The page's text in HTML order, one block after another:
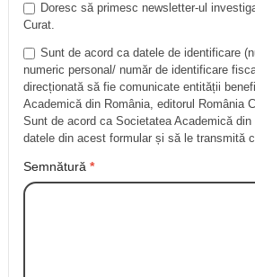
Doresc să primesc newsletter-ul
Curat.
Sunt de acord ca datele de identificare
numeric personal/ număr de identificare
direcționată să fie comunicate entității
Academică din România, editorul România
Sunt de acord ca Societatea Academică
datele din acest formular și să le transmită
Semnătură *